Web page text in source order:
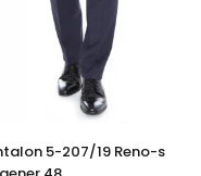
5-207/19 Reno-s